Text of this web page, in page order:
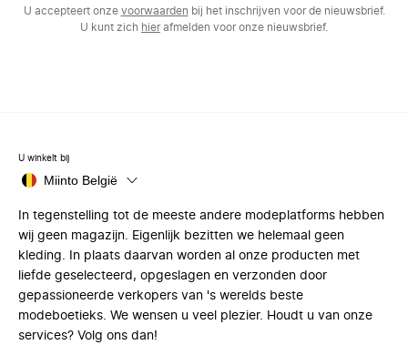
U accepteert onze voorwaarden bij het inschrijven voor de nieuwsbrief.
U kunt zich hierafmelden voor onze nieuwsbrief.
U winkelt bij
Miinto België
In tegenstelling tot de meeste andere modeplatforms hebben
wij geen magazijn. Eigenlijk bezitten we helemaal geen
kleding. In plaats daarvan worden al onze producten met
liefde geselecteerd, opgeslagen en verzonden door
gepassioneerde verkopers van 's werelds beste
modeboetieks. We wensen u veel plezier. Houdt u van onze
services? Volg ons dan!